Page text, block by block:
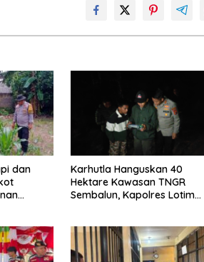
dan
Karhutla Hanguskan 40
Hektare Kawasan TNGR
Sembalun, Kapolres Lotim